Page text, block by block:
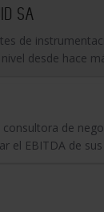
SA
de
desde hace
consultora de
el EBITDA de